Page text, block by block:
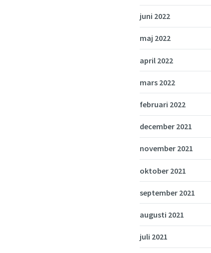
juni 2022
maj 2022
april 2022
mars 2022
februari 2022
december 2021
november 2021
oktober 2021
september 2021
augusti 2021
juli 2021